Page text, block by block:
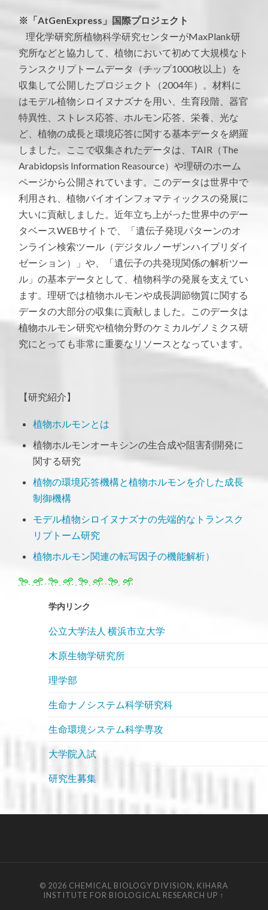
※「AtGenExpress」国際プロジェクト
理化学研究所植物科学研究センターがMaxPlank研
究所などと協力して、植物において初めて大規模なト
ランスクリプトームデータ（チップ1000枚以上）を
収集して公開したプロジェクト（2004年）。材料に
はモデル植物シロイヌナズナを用い、生育段階、器官
特異性、ストレス応答、ホルモン応答、栄養、光な
ど、植物の成長と環境応答に関する基本データを網羅
しました。ここで収集されたデータは、TAIR（The
Arabidopsis Information Reasource）や理研のホーム
ページから公開されています。このデータは世界中で
利用され、植物バイオインフォマティックスの発展に
大いに貢献しました。近年立ち上がった世界中のデー
タベースWEBサイトで、「遺伝子発現パターンのオ
ンライン検索ツール（デジタルノーザンハイブリダイ
ゼーション）」や、「遺伝子の共発現関係の解析ツー
ル」の基本データとして、植物科学の発展を支えてい
ます。理研では植物ホルモンや成長調節物質に関する
データの大部分の収集に貢献しました。このデータは
植物ホルモン研究や植物分野のケミカルゲノミクス研
究にとっても非常に重要なリソースとなっています。
【研究紹介】
植物ホルモンとは
植物ホルモンオーキシンの生合成や阻害剤開発に
関する研究
植物の環境応答機構と植物ホルモンを介した成長
制御機構
モデル植物シロイヌナズナの先端的なトランスク
リプトーム研究
植物ホルモン関連の転写因子の機能解析）
学内リンク
公立大学法人 横浜市立大学
木原生物学研究所
理学部
生命ナノシステム科学研究科
生命環境システム科学専攻
大学院入試
研究生募集
© 2026 CHEMICAL BIOLOGY DIVISION, KIHARA
INSTITUTE FOR BIOLOGICAL RESEARCH UP ↑